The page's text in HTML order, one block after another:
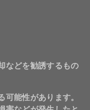
などを勧誘するもの
可能性があります。